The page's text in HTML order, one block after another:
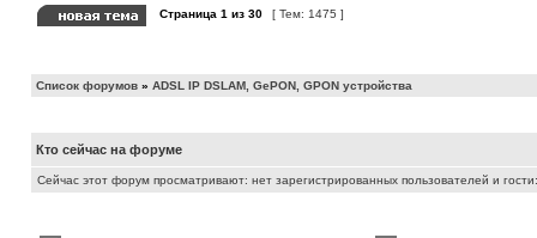
Страница 1 из 30 [ Тем: 1475 ]
Список форумов » ADSL IP DSLAM, GePON, GPON устройства
Кто сейчас на форуме
Сейчас этот форум просматривают: нет зарегистрированных пользователей и